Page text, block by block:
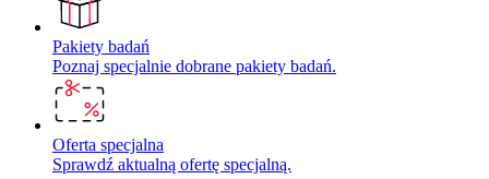
Pakiety badań
Poznaj specjalnie dobrane pakiety badań.
Oferta specjalna
Sprawdź aktualną ofertę specjalną.